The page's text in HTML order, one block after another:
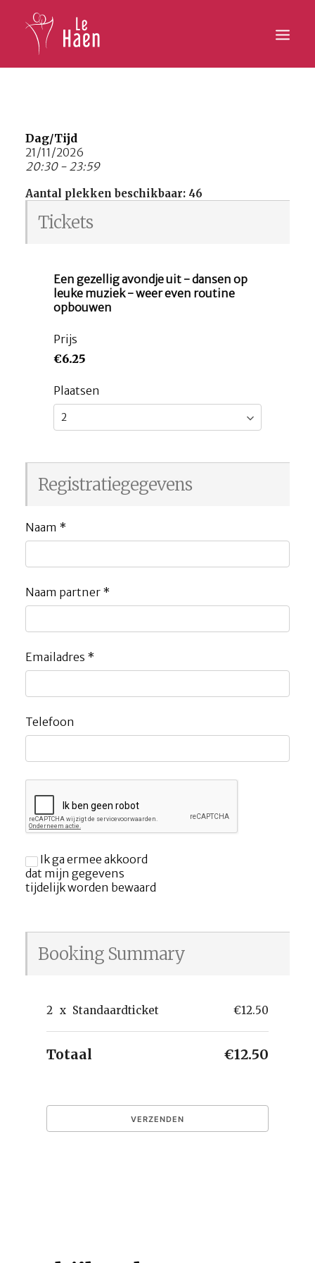
Lesaanbod
Activiteiten
Inschrijven
Galerij
Dag/Tijd
21/11/2026
20:30 - 23:59
Aantal plekken beschikbaar: 46
Tickets
Een gezellig avondje uit - dansen op
leuke muziek - weer even routine
opbouwen
Prijs
€6.25
Plaatsen
Registratiegegevens
Naam *
Naam partner *
Emailadres *
Telefoon
Ik ga ermee akkoord
dat mijn gegevens
tijdelijk worden bewaard
Booking Summary
2 x Standaardticket €12.50
Totaal €12.50